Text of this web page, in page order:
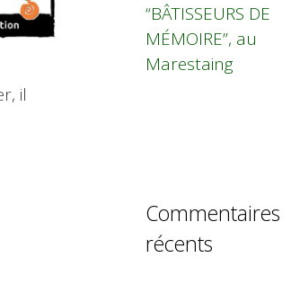
il
“BÂTISSEURS DE
MÉMOIRE”, au
Marestaing
Commentaires
récents